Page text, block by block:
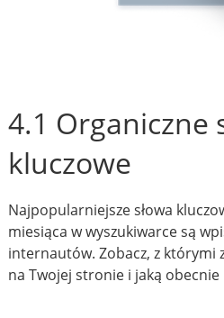
4.1 Organiczne
kluczowe
Najpopularniejsze słowa
miesiąca w wyszukiwarce są
internautów. Zobacz, z którymi
na Twojej stronie i jaką obecnie